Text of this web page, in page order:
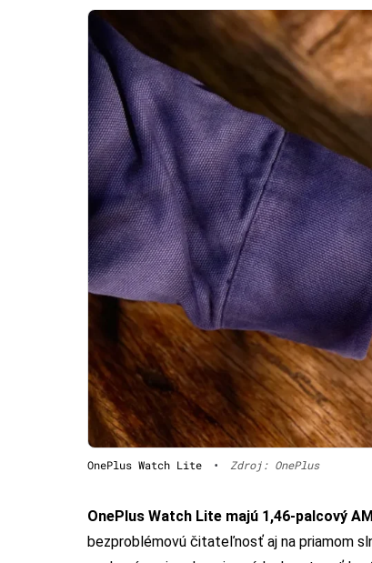
OnePlus Watch Lite • Zdroj: OnePlus
OnePlus Watch Lite majú 1,46-palcový
bezproblémovú čitateľnosť aj na priamom